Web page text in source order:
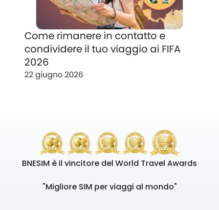
Come rimanere in contatto e
condividere il tuo viaggio ai FIFA
2026
22 giugno 2026
BNESIM è il vincitore del World Travel Awards
"Migliore SIM per viaggi al mondo"